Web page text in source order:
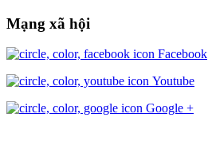
Mạng xã hội
Facebook
Youtube
Google +